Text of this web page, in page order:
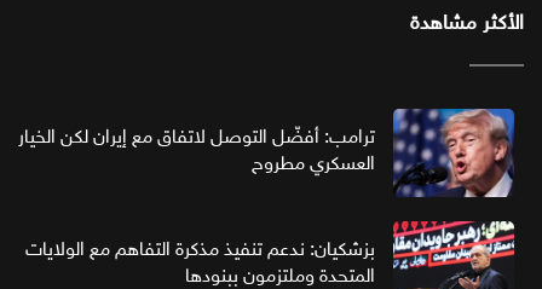
الأكثر مشاهدة
ترامب: أفضّل التوصل لاتفاق مع إيران لكن الخيار
العسكري مطروح
بزشكيان: ندعم تنفيذ مذكرة التفاهم مع الولايات
المتحدة وملتزمون ببنودها